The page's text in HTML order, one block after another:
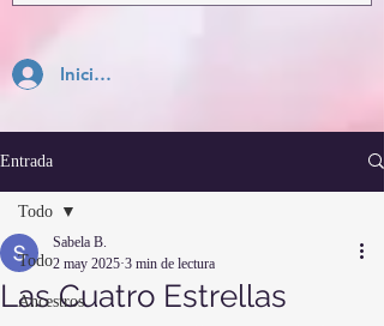
Inicia Sesión
Entrada
Todo
Ancestros
Todo
Las Cuatro Estrellas
Sabela B.
2 may 2025 3 min de lectura